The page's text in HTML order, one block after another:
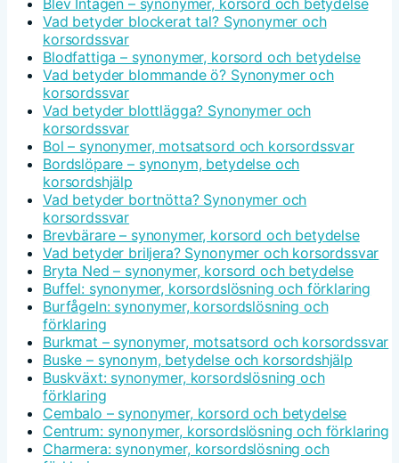
Vad betyder blockerat tal? Synonymer och
korsordssvar
Blodfattiga – synonymer, korsord och betydelse
Vad betyder blommande ö? Synonymer och
korsordssvar
Vad betyder blottlägga? Synonymer och
korsordssvar
Bol – synonymer, motsatsord och korsordssvar
Bordslöpare – synonym, betydelse och
korsordshjälp
Vad betyder bortnötta? Synonymer och
korsordssvar
Brevbärare – synonymer, korsord och betydelse
Vad betyder briljera? Synonymer och korsordssvar
Bryta Ned – synonymer, korsord och betydelse
Buffel: synonymer, korsordslösning och förklaring
Burfågeln: synonymer, korsordslösning och
förklaring
Burkmat – synonymer, motsatsord och korsordssvar
Buske – synonym, betydelse och korsordshjälp
Buskväxt: synonymer, korsordslösning och
förklaring
Cembalo – synonymer, korsord och betydelse
Centrum: synonymer, korsordslösning och förklaring
Charmera: synonymer, korsordslösning och